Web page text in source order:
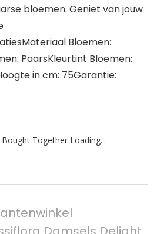
bloemen. Geniet van jouw
Bloemen:
PaarsKleurtint Bloemen:
in cm: 75Garantie:
Together Loading...